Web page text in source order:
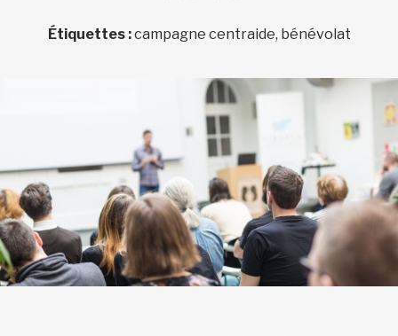
Étiquettes :campagne centraide, bénévolat